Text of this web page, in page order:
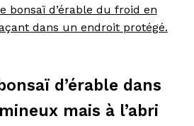
bonsaï d’érable du froid en
dans un endroit protégé.
d’érable dans
mais à l’abri